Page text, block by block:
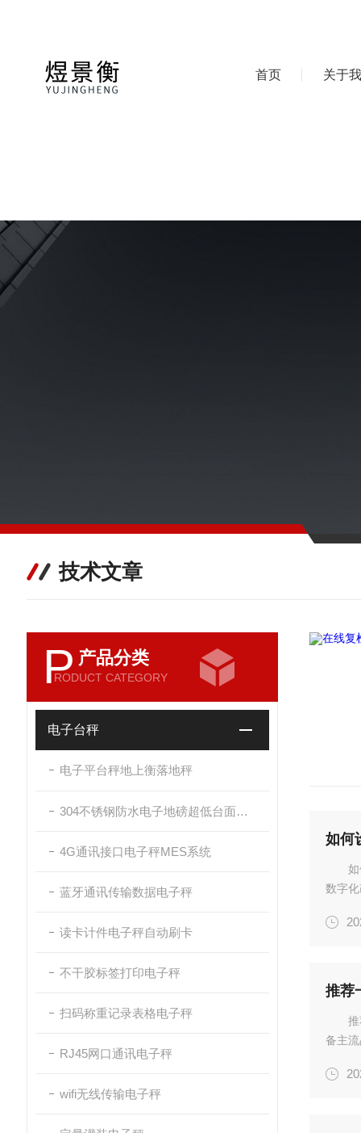
首页 关于
技术文章
P 产品分类
RODUCT CATEGORY
电子台秤
电子平台秤地上衡落地秤
304不锈钢防水电子地磅超低台面带斜坡
4G通讯接口电子秤MES系统
蓝牙通讯传输数据电子秤
读卡计件电子秤自动刷卡
不干胶标签打印电子秤
扫码称重记录表格电子秤
RJ45网口通讯电子秤
wifi无线传输电子秤
如何
数字
清楚
推荐
备主
队，